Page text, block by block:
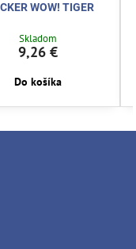
WOW! TIGER
Skladom
9,26 €
Do košíka